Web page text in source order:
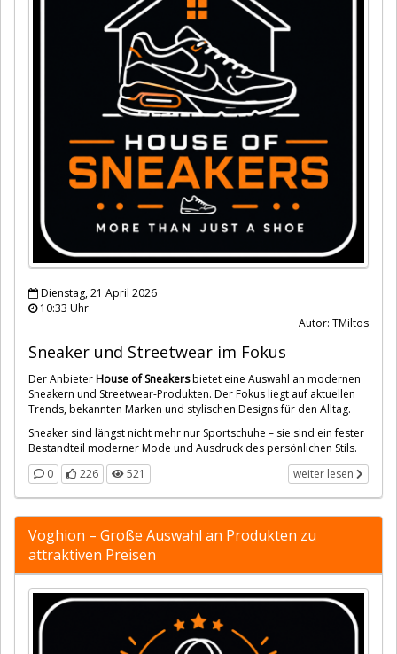
Dienstag, 21 April 2026
10:33 Uhr
Autor: TMiltos
Sneaker und Streetwear im Fokus
Der AnbieterHouse of Sneakersbietet eine Auswahl an modernen
Sneakern und Streetwear-Produkten. Der Fokus liegt auf aktuellen
Trends, bekannten Marken und stylischen Designs für den Alltag.
Sneaker sind längst nicht mehr nur Sportschuhe – sie sind ein fester
Bestandteil moderner Mode und Ausdruck des persönlichen Stils.
0
226 521 weiter lesen
Voghion – Große Auswahl an Produkten zu
attraktiven Preisen